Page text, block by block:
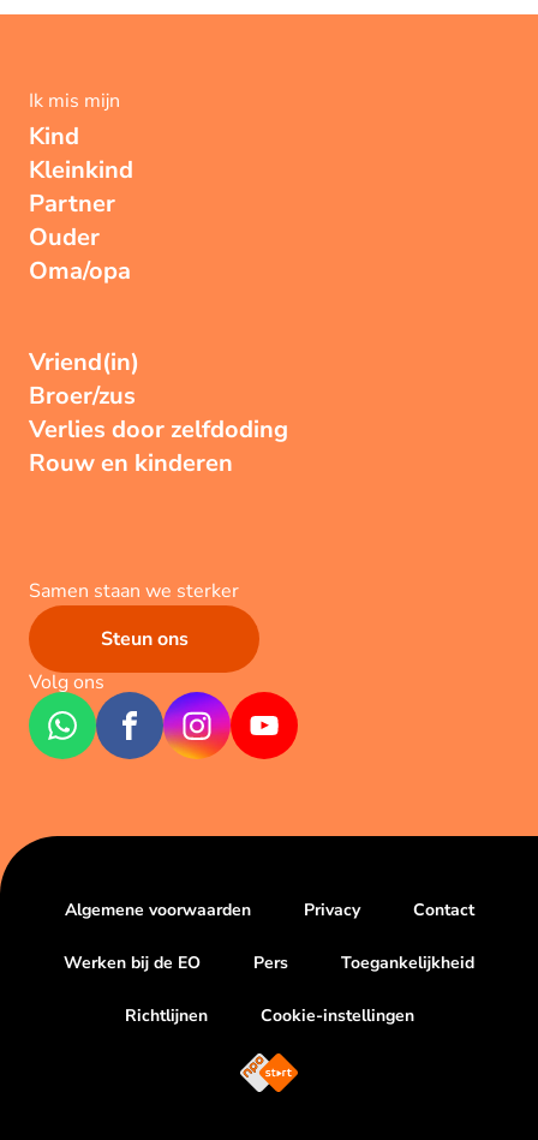
Ik mis mijn
Kind
Kleinkind
Partner
Ouder
Oma/opa
Vriend(in)
Broer/zus
Verlies door zelfdoding
Rouw en kinderen
Samen staan we sterker
Steun ons
Volg ons
Algemene voorwaarden Privacy Contact
Werken bij de EO Pers Toegankelijkheid
Richtlijnen Cookie-instellingen